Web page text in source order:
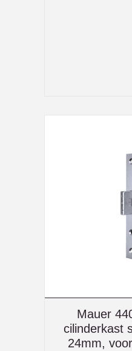
Mauer
cilinderkast
24mm,